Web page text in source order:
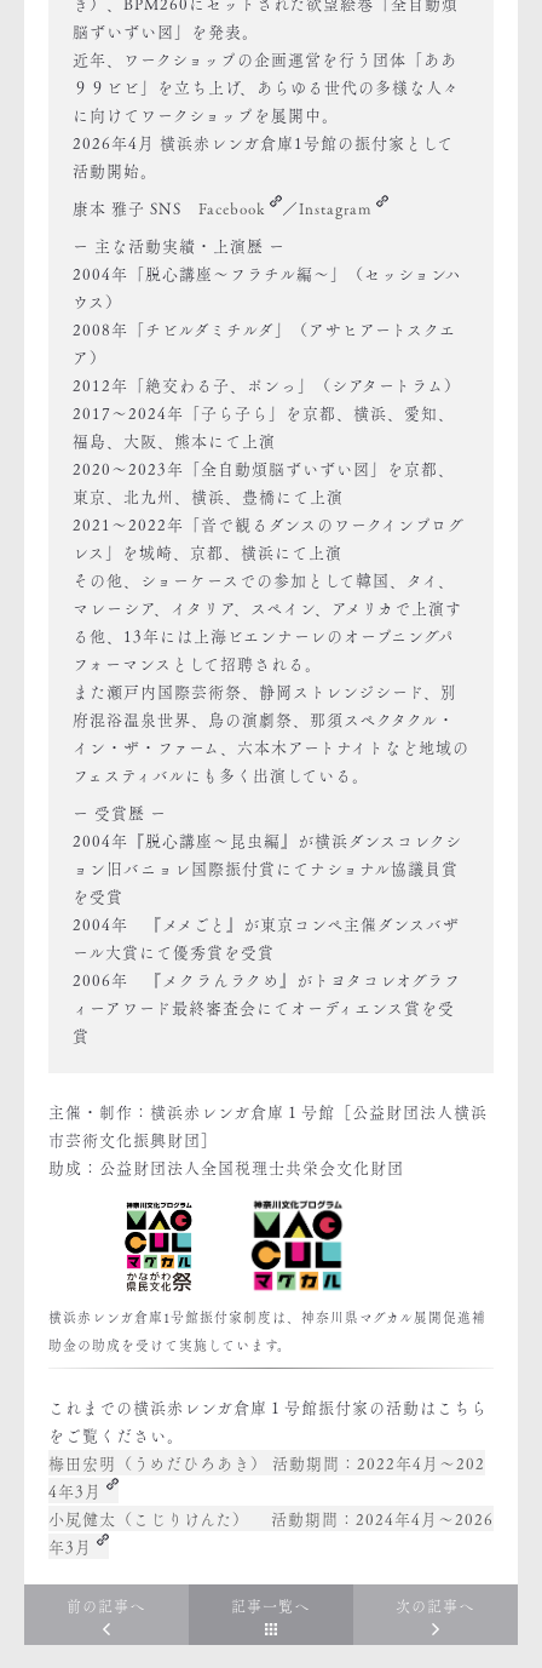
脳ずいずい図」を発表。
近年、ワークショップの企画運営を行う団体「ああ
９９ビビ」を立ち上げ、あらゆる世代の多様な人々
に向けてワークショップを展開中。
2026年4月 横浜赤レンガ倉庫1号館の振付家として
活動開始。
康本 雅子 SNS Facebook ／Instagram
ー 主な活動実績・上演歴 ー
2004年「脱心講座〜フラチル編〜」（セッションハ
ウス）
2008年「チビルダミチルダ」（アサヒアートスクエ
ア）
2012年「絶交わる子、ポンっ」（シアタートラム）
2017〜2024年「子ら子ら」を京都、横浜、愛知、
福島、大阪、熊本にて上演
2020〜2023年「全自動煩脳ずいずい図」を京都、
東京、北九州、横浜、豊橋にて上演
2021～2022年「音で観るダンスのワークインプログ
レス」を城崎、京都、横浜にて上演
その他、ショーケースでの参加として韓国、タイ、
マレーシア、イタリア、スペイン、アメリカで上演す
る他、13年には上海ビエンナーレのオープニングパ
フォーマンスとして招聘される。
また瀬戸内国際芸術祭、静岡ストレンジシード、別
府混浴温泉世界、鳥の演劇祭、那須スペクタクル・
イン・ザ・ファーム、六本木アートナイトなど地域の
フェスティバルにも多く出演している。
ー 受賞歴 ー
2004年『脱心講座〜昆虫編』が横浜ダンスコレクシ
ョン旧バニョレ国際振付賞にてナショナル協議員賞
を受賞
2004年 『メメごと』が東京コンペ主催ダンスバザ
ール大賞にて優秀賞を受賞
2006年 『メクラんラクめ』がトヨタコレオグラフ
ィーアワード最終審査会にてオーディエンス賞を受
賞
主催・制作：横浜赤レンガ倉庫１号館［公益財団法人横浜
市芸術文化振興財団］
助成：公益財団法人全国税理士共栄会文化財団
横浜赤レンガ倉庫1号館振付家制度は、神奈川県マグカル展開促進補
助金の助成を受けて実施しています。
これまでの横浜赤レンガ倉庫１号館振付家の活動はこちら
をご覧ください。
梅田宏明（うめだひろあき） 活動期間：2022年4月～202
4年3月
小㞍健太（こじりけんた） 活動期間：2024年4月～2026
年3月
前の記事へ 記事一覧へ 次の記事へ